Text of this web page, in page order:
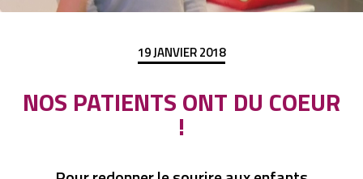
19 JANVIER 2018
NOS PATIENTS ONT DU COEUR
!